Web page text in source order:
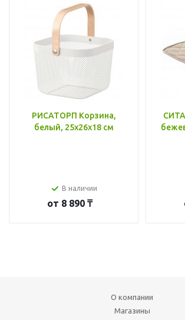
РИСАТОРП Корзина,
белый, 25x26x18 см
В наличии
от 8 890 ₸
О компании
Магазины